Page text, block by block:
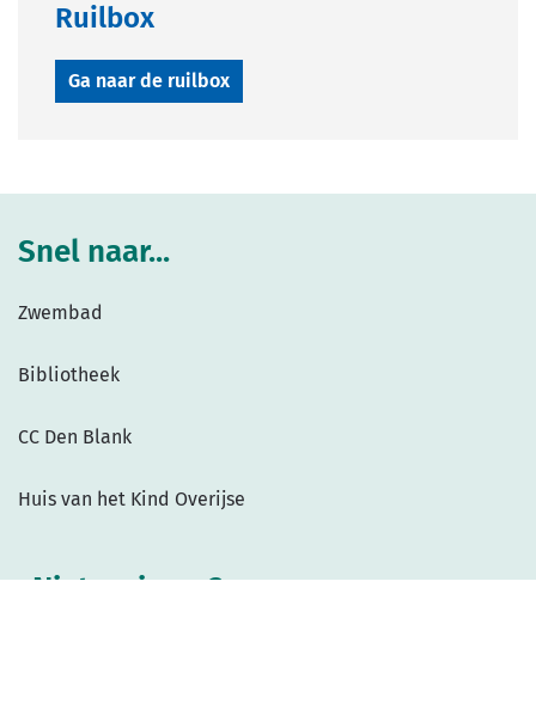
Ruilbox
Ga naar de ruilbox
Snel naar...
Zwembad
Bibliotheek
CC Den Blank
Huis van het Kind Overijse
Niets missen?